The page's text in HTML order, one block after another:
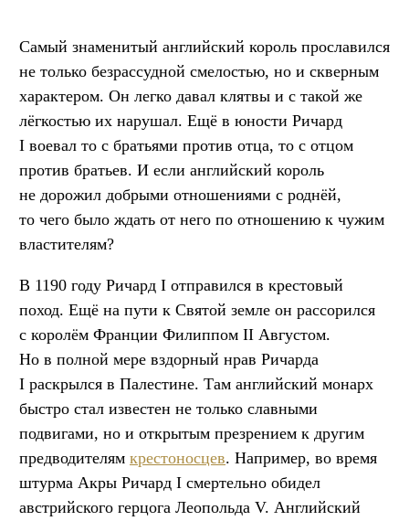
Самый знаменитый английский король прославился
не только безрассудной смелостью, но и скверным
характером. Он легко давал клятвы и с такой же
лёгкостью их нарушал. Ещё в юности Ричард
I воевал то с братьями против отца, то с отцом
против братьев. И если английский король
не дорожил добрыми отношениями с роднёй,
то чего было ждать от него по отношению к чужим
властителям?
В 1190 году Ричард I отправился в крестовый
поход. Ещё на пути к Святой земле он рассорился
с королём Франции Филиппом II Августом.
Но в полной мере вздорный нрав Ричарда
I раскрылся в Палестине. Там английский монарх
быстро стал известен не только славными
подвигами, но и открытым презрением к другим
предводителям крестоносцев. Например, во время
штурма Акры Ричард I смертельно обидел
австрийского герцога Леопольда V. Английский